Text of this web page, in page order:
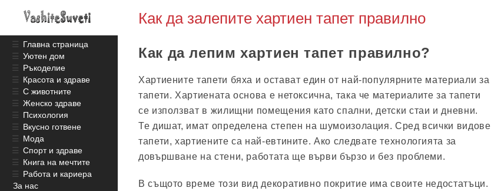
Как да залепите хартиен тапет правилно
Как да лепим хартиен тапет правилно?
Хартиените тапети бяха и остават един от най-популярните материали за
тапети. Хартиената основа е нетоксична, така че материалите за тапети
се използват в жилищни помещения като спални, детски стаи и дневни.
Те дишат, имат определена степен на шумоизолация. Сред всички видове
тапети, хартиените са най-евтините. Ако следвате технологията за
довършване на стени, работата ще върви бързо и без проблеми.
В същото време този вид декоративно покритие има своите недостатъци.
☰ Главна страница
☰ Уютен дом
☰ Ръкоделие
☰ Красота и здраве
☰ С животните
☰ Женско здраве
☰ Психология
☰ Вкусно готвене
☰ Мода
☰ Спорт и здраве
☰ Книга на мечтите
☰ Работа и кариера
За нас